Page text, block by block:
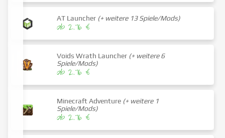
AT Launcher (+ weitere 13 Spiele/Mods)
ab 2.76 €
Voids Wrath Launcher (+ weitere 6
Spiele/Mods)
ab 2.76 €
Minecraft Adventure (+ weitere 1
Spiele/Mods)
ab 2.76 €